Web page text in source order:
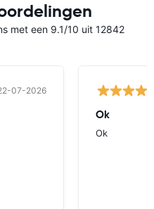
met een 9.1/10 uit 12842
07-2026
Ok
Ok